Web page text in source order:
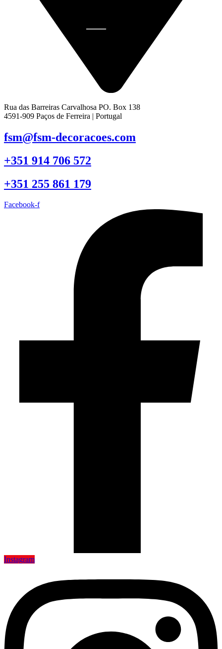
Rua das Barreiras Carvalhosa PO. Box 138
4591-909 Paços de Ferreira | Portugal
fsm@fsm-decoracoes.com
+351 914 706 572
+351 255 861 179
Facebook-f
Instagram